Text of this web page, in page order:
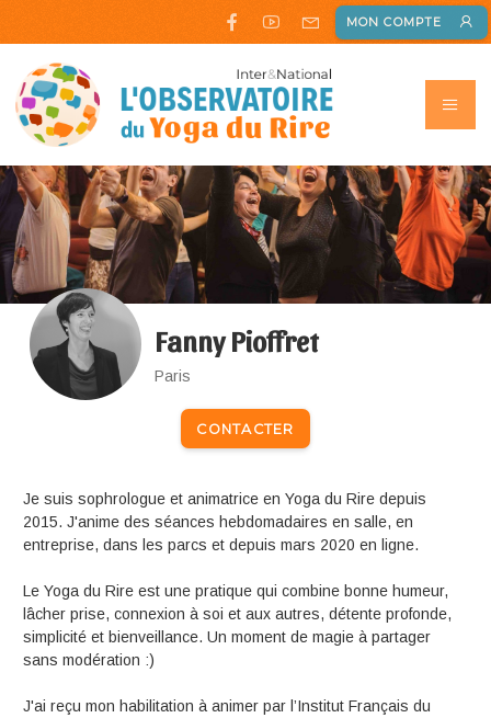
MON COMPTE
Fanny Pioffret
Paris
CONTACTER
Je suis sophrologue et animatrice en Yoga du Rire depuis
2015. J'anime des séances hebdomadaires en salle, en
entreprise, dans les parcs et depuis mars 2020 en ligne.
Le Yoga du Rire est une pratique qui combine bonne humeur,
lâcher prise, connexion à soi et aux autres, détente profonde,
simplicité et bienveillance. Un moment de magie à partager
sans modération :)
J'ai reçu mon habilitation à animer par l’Institut Français du